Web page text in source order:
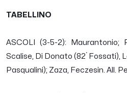
TABELLINO
ASCOLI (3-5-2): Maurantonio;
Scalise, Di Donato (82´ Fossati),
Pasqualini); Zaza, Feczesin. All.